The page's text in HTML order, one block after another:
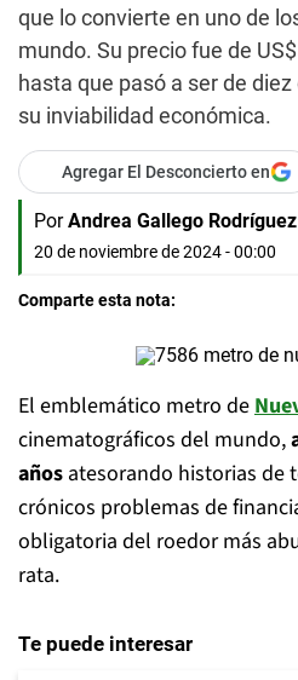
que lo convierte en uno de
mundo. Su precio fue de
hasta que pasó a ser de
su inviabilidad económica.
Agregar El Desconcierto en
Por Andrea Gallego Rodríguez
20 de noviembre de 2024 - 00:00
Comparte esta nota:
El emblemático metro de
cinematográficos del mundo,
años atesorando historias de
crónicos problemas de
obligatoria del roedor más
rata.
Te puede interesar